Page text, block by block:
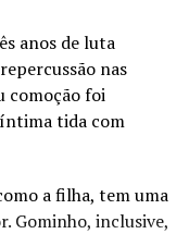
anos de luta
nas
comoção foi
tida com
a filha, tem uma
Gominho, inclusive,